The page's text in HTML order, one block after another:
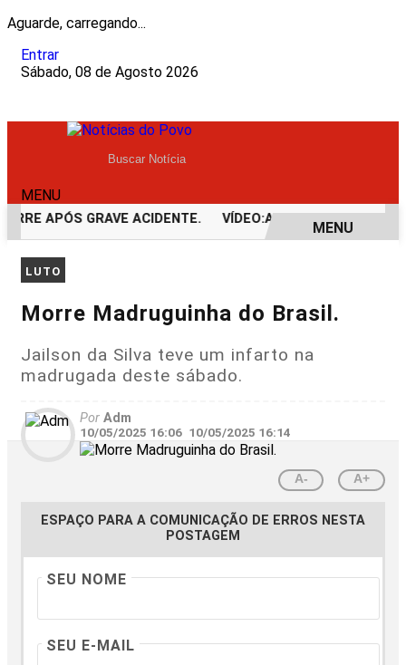
Aguarde, carregando...
Entrar
Sábado, 08 de Agosto 2026
MENU
APÓS GRAVE ACIDENTE. VÍDEO:ACIDENTE DEIXA UMA
EM ALTA
MENU
LUTO
Morre Madruguinha do Brasil.
Jailson da Silva teve um infarto na
madrugada deste sábado.
Por Adm
10/05/2025 16:06 10/05/2025 16:14
A- A+
ESPAÇO PARA A COMUNICAÇÃO DE ERROS NESTA
POSTAGEM
SEU NOME
SEU E-MAIL